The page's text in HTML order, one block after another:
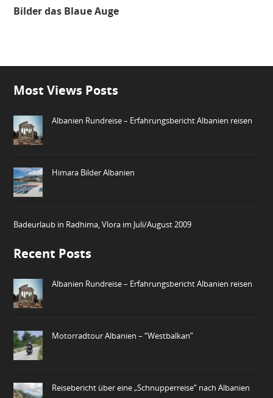
Bilder das Blaue Auge
Most Views Posts
Albanien Rundreise – Erfahrungsbericht Albanien reisen
Himara Bilder Albanien
Badeurlaub in Radhima, Vlora im Juli/August 2009
Recent Posts
Albanien Rundreise – Erfahrungsbericht Albanien reisen
Motorradtour Albanien – “Westbalkan”
Reisebericht über eine „Schnupperreise“ nach Albanien